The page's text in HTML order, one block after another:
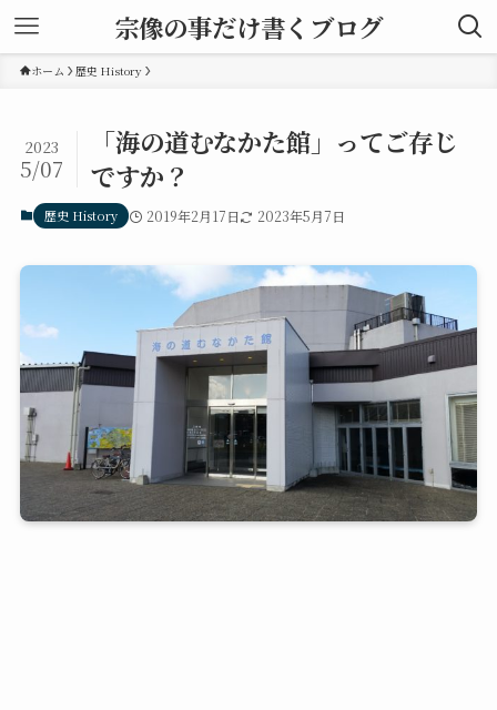
宗像の事だけ書くブログ
ホーム 歴史 History
「海の道むなかた館」ってご存じ
ですか？
2023
5/07
歴史 History 2019年2月17日 2023年5月7日